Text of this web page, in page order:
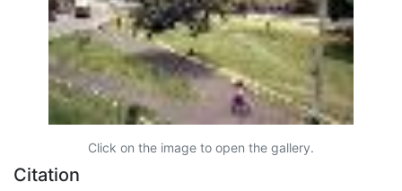
Click on the image to open the gallery.
Citation